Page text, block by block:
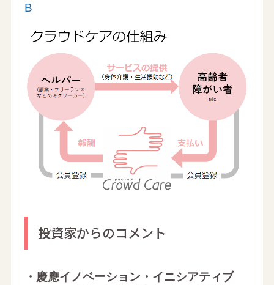
B
投資家からのコメント
・慶應イノベーション・イニシアティブ